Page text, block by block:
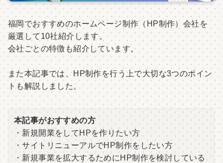
福岡でおすすめのホームページ制作（HP制作）会社を
厳選して10社紹介します。
会社ごとの特徴も紹介しています。
また本記事では、HP制作を行う上で大切な3つのポイン
トも解説しました。
本記事がおすすめの方
・新規開業をしてHPを作りたい方
・サイトリニューアルでHP制作をしたい方
・新規事業を拡大するためにHP制作を検討している